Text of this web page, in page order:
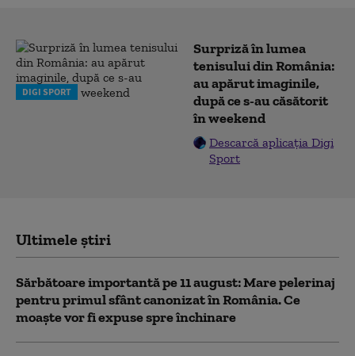
DIGI SPORT
Surpriză în lumea
tenisului din România:
au apărut imaginile,
după ce s-au căsătorit
în weekend
Descarcă aplicația Digi
Sport
Ultimele știri
Sărbătoare importantă pe 11 august: Mare pelerinaj
pentru primul sfânt canonizat în România. Ce
moaște vor fi expuse spre închinare